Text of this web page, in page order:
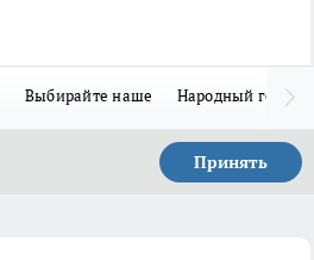
Выбирайте наше Народный герой
Принять